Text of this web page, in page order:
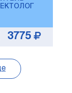
3775